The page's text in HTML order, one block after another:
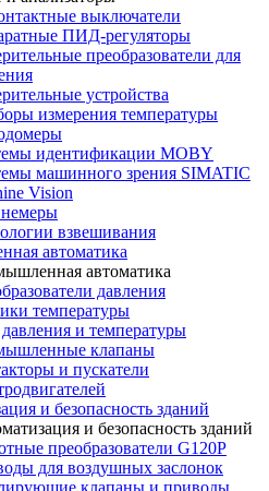
выключатели
ПИД-регуляторы
преобразователи для
устройства
измерения температуры
идентификации MOBY
машинного зрения SIMATIC
Vision
взвешивания
автоматика
автоматика
давления
температуры
и температуры
клапаны
и пускатели
и безопасность зданий
и безопасность зданий
преобразователи G120P
для воздушных заслонок
клапаны и приводы